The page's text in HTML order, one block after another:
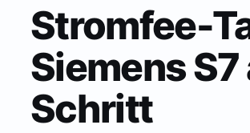
Stromfee-
Siemens
Schritt